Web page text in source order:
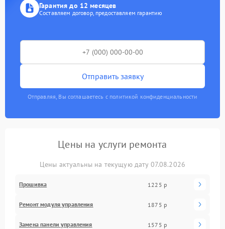
Гарантия до 12 месяцев
Составляем договор, предоставляем гарантию
Отправить заявку
Отправляя, Вы соглашаетесь с политикой конфиденциальности
Цены на услуги ремонта
Цены актуальны на текущую дату 07.08.2026
Прошивка 1225 р
Ремонт модуля управления 1875 р
Замена панели управления 1575 р